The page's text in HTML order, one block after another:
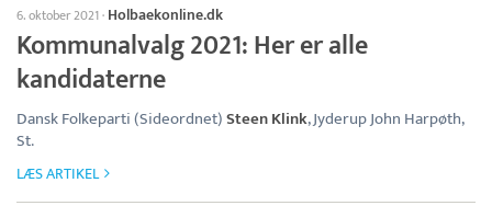
6. oktober 2021· Holbaekonline.dk
Kommunalvalg 2021: Her er alle
kandidaterne
Dansk Folkeparti (Sideordnet)Steen Klink, Jyderup John Harpøth,
St.
LÆS ARTIKEL